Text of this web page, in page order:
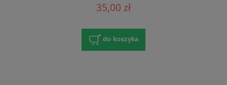
35,00 zł
do koszyka